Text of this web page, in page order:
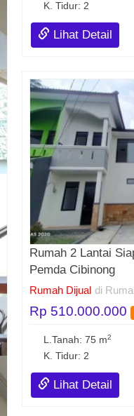
K. Tidur: 2
Lihat Detail
Rumah 2 Lantai
Pemda Cibinong
Rumah Dijual di
Rp 510.000.000
L.Tanah: 75 m2
K. Tidur: 2
Lihat Detail